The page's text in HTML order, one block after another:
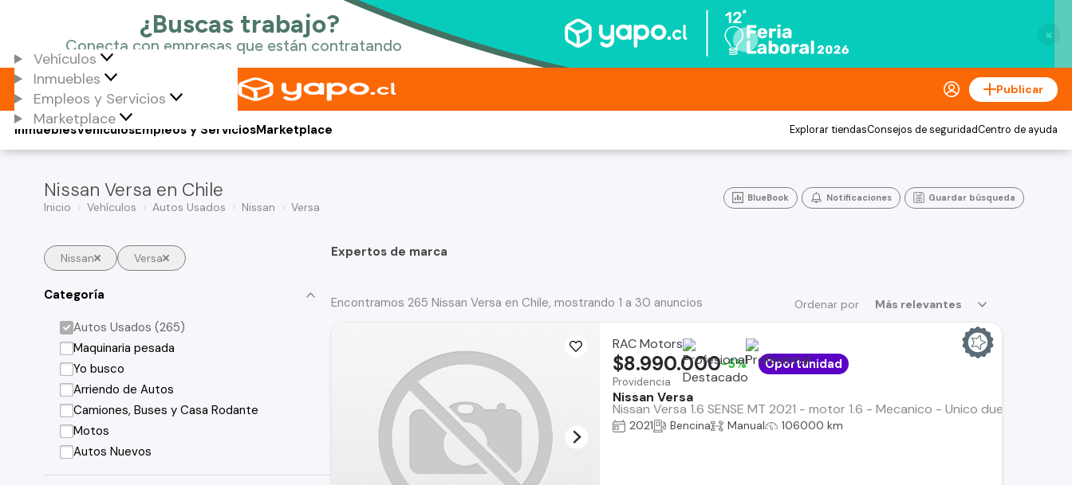
×
Vehículos
Inmuebles
Empleos y Servicios
Marketplace
Publicar
Vehículos
Inmuebles Empleos y ServiciosMarketplace Explorar tiendasConsejos de seguridadCentro de ayuda
Nissan Versa en Chile
Inicio Vehículos Autos Usados Nissan Versa
BlueBook Notificaciones Guardar búsqueda
Nissan Versa
Categoría
Autos Usados (265)
Maquinaria pesada
Yo busco
Arriendo de Autos
Camiones, Buses y Casa Rodante
Motos
Autos Nuevos
Expertos de marca
Ordenar por Más relevantes
Encontramos 265 Nissan Versa en Chile, mostrando 1 a 30 anuncios
RAC Motors
Providencia
Nissan Versa
Nissan Versa 1.6 SENSE MT 2021 - motor 1.6 - Mecanico - Unico dueno -
$8.990.000-5% Oportunidad
2021 Bencina Manual 106000 km